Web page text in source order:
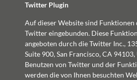
Twitter Plugin
Auf dieser Website sind Funktionen
Twitter eingebunden. Diese
angeboten durch die Twitter Inc.,
Suite 900, San Francisco, CA
Benutzen von Twitter und der
werden die von Ihnen besuchten